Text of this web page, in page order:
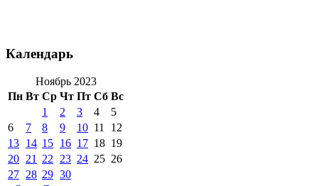
Календарь
Ноябрь 2023
Пн Вт Ср Чт Пт Сб Вс
1
2 3 4
5
6
7 8 9 10 11
12
13 14 15 16 17 18 19
20 21 22 23 24 25 26
27 28 29 30